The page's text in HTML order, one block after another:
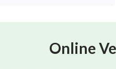
Online